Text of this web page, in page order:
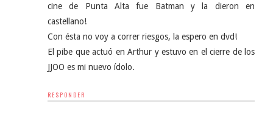
cine de Punta Alta fue Batman y la dieron en
castellano!
Con ésta no voy a correr riesgos, la espero en dvd!
El pibe que actuó en Arthur y estuvo en el cierre de los
JJOO es mi nuevo ídolo.
RESPONDER